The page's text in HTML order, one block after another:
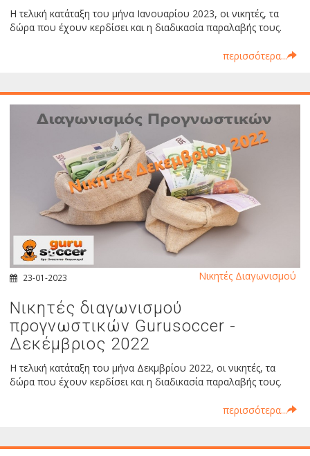
Η τελική κατάταξη του μήνα Ιανουαρίου 2023, οι νικητές, τα
δώρα που έχουν κερδίσει και η διαδικασία παραλαβής τους.
περισσότερα...
23-01-2023
Νικητές διαγωνισμού
προγνωστικών Gurusoccer -
Δεκέμβριος 2022
Η τελική κατάταξη του μήνα Δεκμβρίου 2022, οι νικητές, τα
δώρα που έχουν κερδίσει και η διαδικασία παραλαβής τους.
περισσότερα...
Νικητές Διαγωνισμού